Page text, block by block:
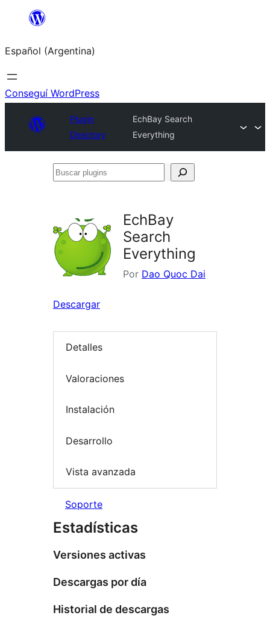
Saltar
contenido
Español (Argentina)
Conseguí WordPress
Plugin
Directory
EchBay Search
Everything
Buscar
EchBay
Search
Everything
Por Dao Quoc Dai
Descargar
Detalles
Valoraciones
Instalación
Desarrollo
Vista avanzada
Soporte
Estadísticas
Versiones activas
Descargas por día
Historial de descargas